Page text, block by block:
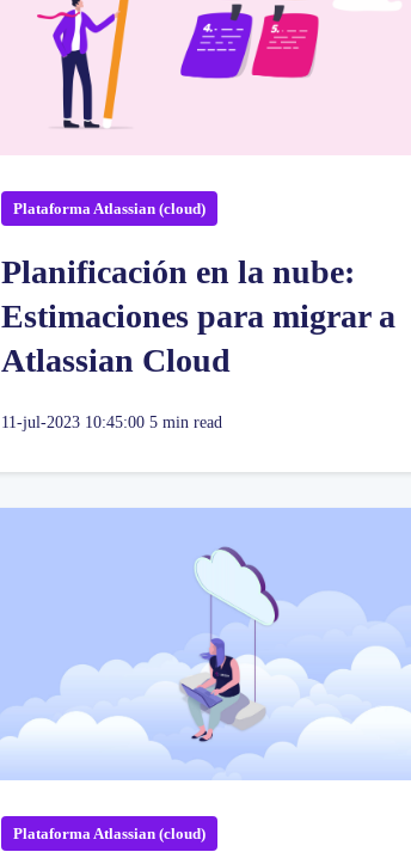
Plataforma Atlassian (cloud)
Planificación en la nube:
Estimaciones para migrar a
Atlassian Cloud
11-jul-2023 10:45:00 5 min read
Plataforma Atlassian (cloud)